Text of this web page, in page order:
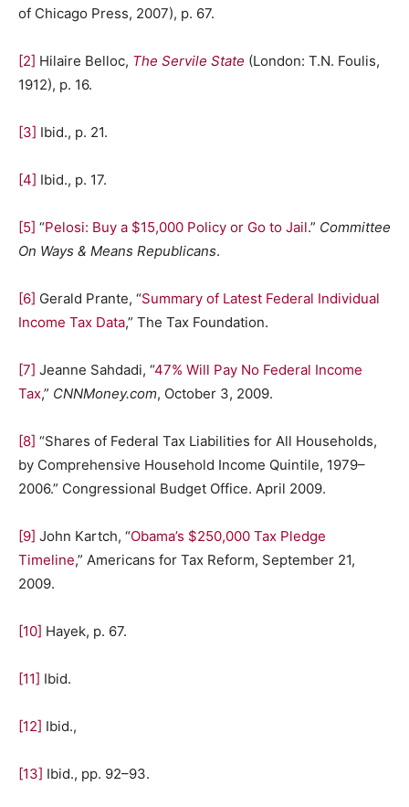
of Chicago Press, 2007), p. 67.
[2] Hilaire Belloc, The Servile State (London: T.N. Foulis,
1912), p. 16.
[3] Ibid., p. 21.
[4] Ibid., p. 17.
[5] “Pelosi: Buy a $15,000 Policy or Go to Jail.” Committee
On Ways & Means Republicans.
[6] Gerald Prante, “Summary of Latest Federal Individual
Income Tax Data,” The Tax Foundation.
[7] Jeanne Sahdadi, “47% Will Pay No Federal Income
Tax,” CNNMoney.com, October 3, 2009.
[8] “Shares of Federal Tax Liabilities for All Households,
by Comprehensive Household Income Quintile, 1979–
2006.” Congressional Budget Office. April 2009.
[9] John Kartch, “Obama’s $250,000 Tax Pledge
Timeline,” Americans for Tax Reform, September 21,
2009.
[10] Hayek, p. 67.
[11] Ibid.
[12] Ibid.,
[13] Ibid., pp. 92–93.